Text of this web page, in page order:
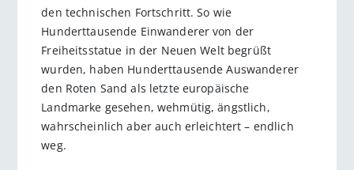
den technischen Fortschritt. So wie
Hunderttausende Einwanderer von der
Freiheitsstatue in der Neuen Welt begrüßt
wurden, haben Hunderttausende Auswanderer
den Roten Sand als letzte europäische
Landmarke gesehen, wehmütig, ängstlich,
wahrscheinlich aber auch erleichtert – endlich
weg.